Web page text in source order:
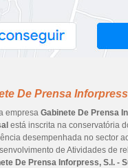
De Prensa
empresa Gabinete De Prensa
está inscrita na conservatória
desempenhada no sector
de Atividades de
De Prensa Inforpress, S.l. -